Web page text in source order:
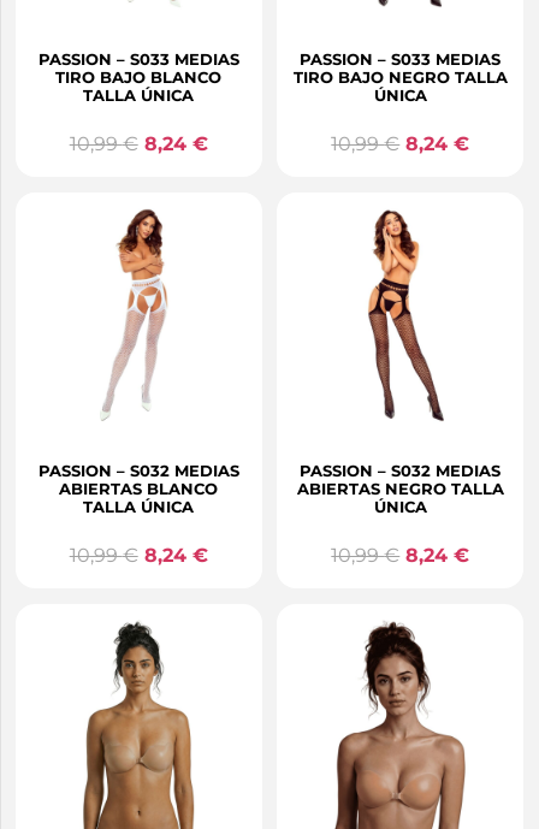
PASSION – S033 MEDIAS
TIRO BAJO BLANCO
TALLA ÚNICA
10,99€ 8,24 €
PASSION – S033 MEDIAS
TIRO BAJO NEGRO TALLA
ÚNICA
10,99€ 8,24€
PASSION – S032 MEDIAS
ABIERTAS BLANCO
TALLA ÚNICA
10,99€ 8,24 €
PASSION – S032 MEDIAS
ABIERTAS NEGRO TALLA
ÚNICA
10,99€ 8,24€